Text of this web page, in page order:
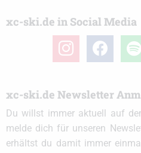
xc-ski.de in Social Media
instagramfacebook
xc-ski.de Newsletter
Du willst immer aktuell auf
melde dich für unseren
erhältst du damit immer